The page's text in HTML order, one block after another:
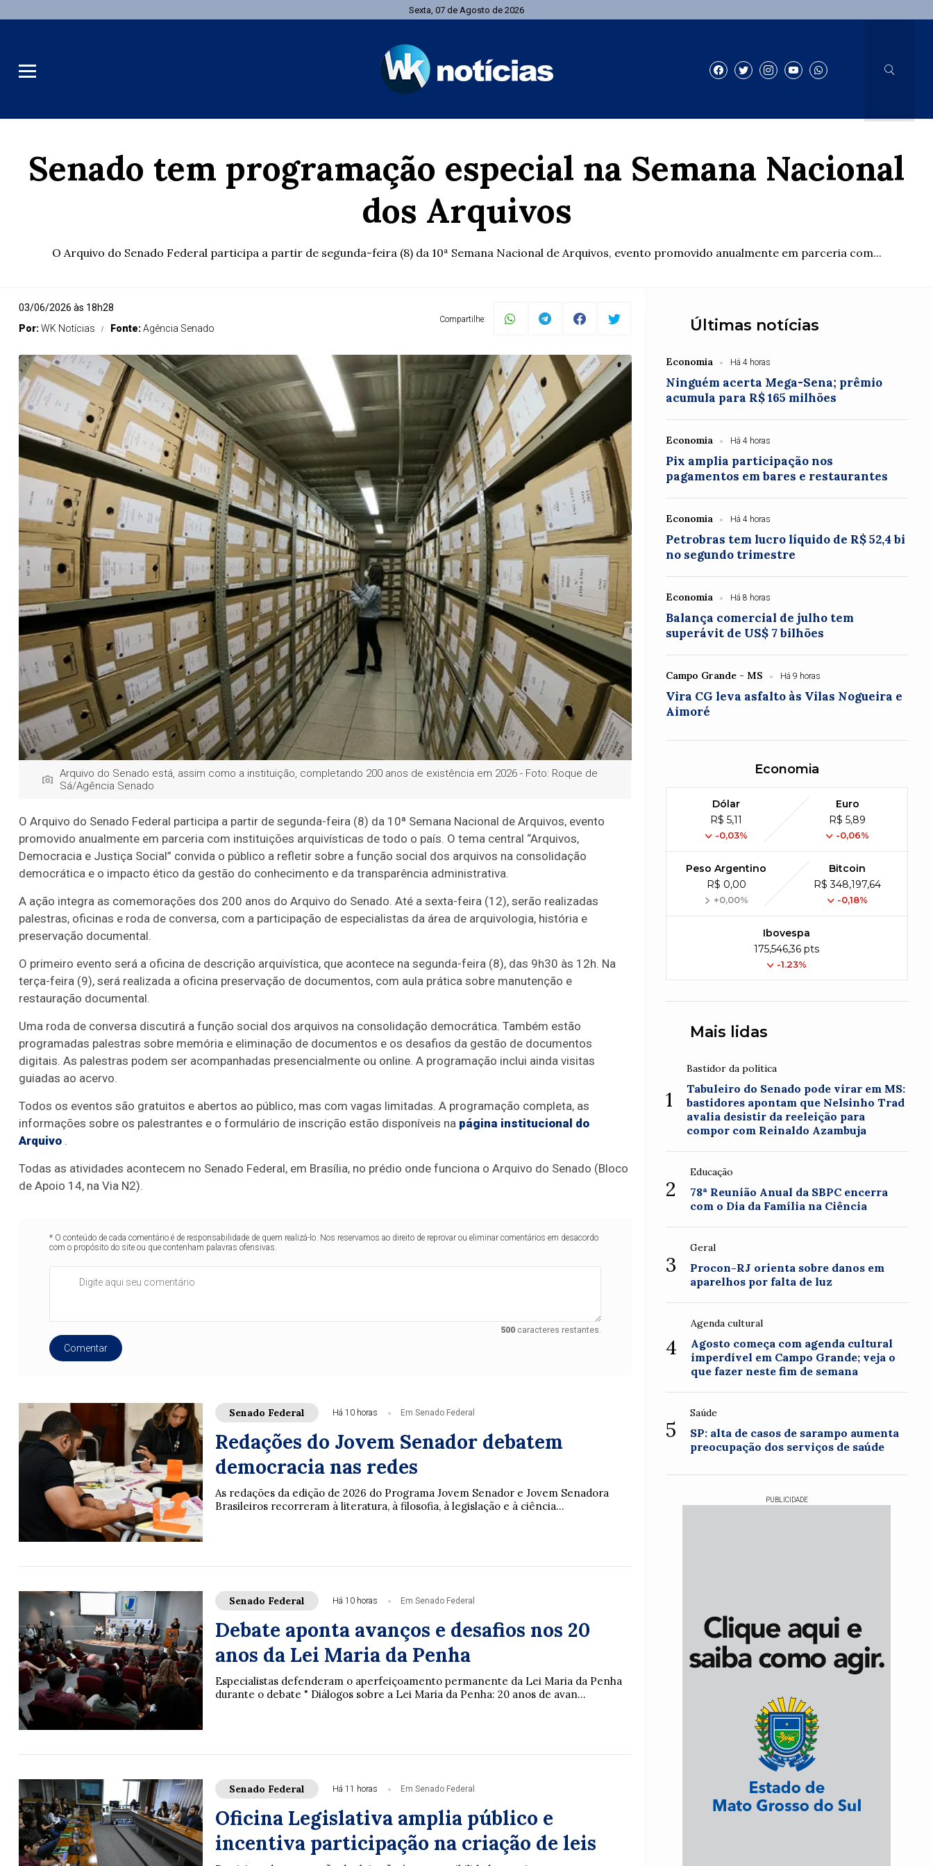
Sexta, 07 de Agosto de 2026
Senado tem programação especial na Semana Nacional
dos Arquivos
O Arquivo do Senado Federal participa a partir de segunda-feira (8) da 10ª Semana Nacional de Arquivos, evento promovido anualmente em parceria com...
03/06/2026 às 18h28
Por:WK Notícias Fonte:Agência Senado
Compartilhe:
Arquivo do Senado está, assim como a instituição, completando 200 anos de existência em 2026 - Foto: Roque de
Sá/Agência Senado
O Arquivo do Senado Federal participa a partir de segunda-feira (8) da 10ª Semana Nacional de Arquivos, evento
promovido anualmente em parceria com instituições arquivísticas de todo o país. O tema central “Arquivos,
Democracia e Justiça Social” convida o público a refletir sobre a função social dos arquivos na consolidação
democrática e o impacto ético da gestão do conhecimento e da transparência administrativa.
A ação integra as comemorações dos 200 anos do Arquivo do Senado. Até a sexta-feira (12), serão realizadas
palestras, oficinas e roda de conversa, com a participação de especialistas da área de arquivologia, história e
preservação documental.
O primeiro evento será a oficina de descrição arquivística, que acontece na segunda-feira (8), das 9h30 às 12h. Na
terça-feira (9), será realizada a oficina preservação de documentos, com aula prática sobre manutenção e
restauração documental.
Uma roda de conversa discutirá a função social dos arquivos na consolidação democrática. Também estão
programadas palestras sobre memória e eliminação de documentos e os desafios da gestão de documentos
digitais. As palestras podem ser acompanhadas presencialmente ou online. A programação inclui ainda visitas
guiadas ao acervo.
Todos os eventos são gratuitos e abertos ao público, mas com vagas limitadas. A programação completa, as
informações sobre os palestrantes e o formulário de inscrição estão disponíveis na página institucional do
Arquivo .
Todas as atividades acontecem no Senado Federal, em Brasília, no prédio onde funciona o Arquivo do Senado (Bloco
de Apoio 14, na Via N2).
* O conteúdo de cada comentário é de responsabilidade de quem realizá-lo. Nos reservamos ao direito de reprovar ou eliminar comentários em desacordo
com o propósito do site ou que contenham palavras ofensivas.
500caracteres restantes.
Comentar
Senado Federal Há 10 horas Em Senado Federal
Redações do Jovem Senador debatem
democracia nas redes
As redações da edição de 2026 do Programa Jovem Senador e Jovem Senadora
Brasileiros recorreram à literatura, à filosofia, à legislação e à ciência...
Senado Federal Há 10 horas Em Senado Federal
Debate aponta avanços e desafios nos 20
anos da Lei Maria da Penha
Especialistas defenderam o aperfeiçoamento permanente da Lei Maria da Penha
durante o debate " Diálogos sobre a Lei Maria da Penha: 20 anos de avan...
Senado Federal Há 11 horas Em Senado Federal
Oficina Legislativa amplia público e
incentiva participação na criação de leis
Últimas notícias
Economia Há 4 horas
Ninguém acerta Mega-Sena; prêmio
acumula para R$ 165 milhões
Economia Há 4 horas
Pix amplia participação nos
pagamentos em bares e restaurantes
Economia Há 4 horas
Petrobras tem lucro líquido de R$ 52,4 bi
no segundo trimestre
Economia Há 8 horas
Balança comercial de julho tem
superávit de US$ 7 bilhões
Campo Grande - MS Há 9 horas
Vira CG leva asfalto às Vilas Nogueira e
Aimoré
Economia
Dólar
R$ 5,11
-0,03%
Euro
R$ 5,89
-0,06%
Peso Argentino
R$ 0,00
+0,00%
Bitcoin
R$ 348,197,64
-0,18%
Ibovespa
175,546,36 pts
-1.23%
Mais lidas
1
Bastidor da política
Tabuleiro do Senado pode virar em MS:
bastidores apontam que Nelsinho Trad
avalia desistir da reeleição para
compor com Reinaldo Azambuja
2
Educação
78ª Reunião Anual da SBPC encerra
com o Dia da Família na Ciência
3
Geral
Procon-RJ orienta sobre danos em
aparelhos por falta de luz
4
Agenda cultural
Agosto começa com agenda cultural
imperdível em Campo Grande; veja o
que fazer neste fim de semana
5
Saúde
SP: alta de casos de sarampo aumenta
preocupação dos serviços de saúde
PUBLICIDADE